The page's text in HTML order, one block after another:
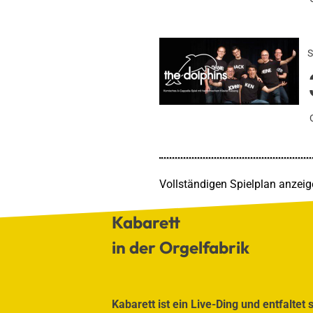
Voll­stän­di­gen Spiel­plan
Kaba­rett
in der Orgel­fa­brik
Kaba­rett ist ein Live-Ding und ent­fal­tet